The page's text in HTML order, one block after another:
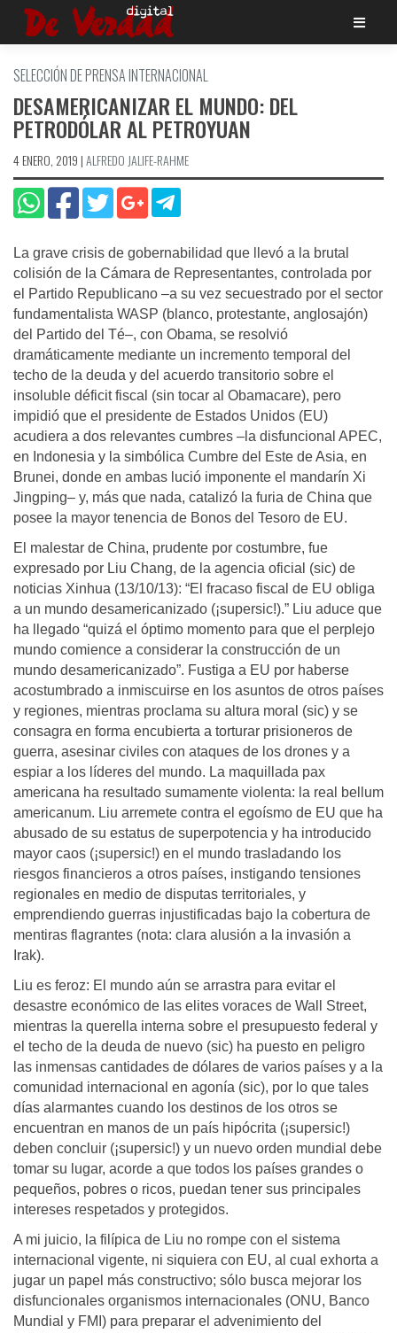
Saltar
SELECCIÓN DE PRENSA INTERNACIONAL
DESAMERICANIZAR EL MUNDO: DEL
PETRODÓLAR AL PETROYUAN
4 ENERO, 2019 |ALFREDO JALIFE-RAHME
La grave crisis de gobernabilidad que llevó a la brutal
colisión de la Cámara de Representantes, controlada por
el Partido Republicano –a su vez secuestrado por el sector
fundamentalista WASP (blanco, protestante, anglosajón)
del Partido del Té–, con Obama, se resolvió
dramáticamente mediante un incremento temporal del
techo de la deuda y del acuerdo transitorio sobre el
insoluble déficit fiscal (sin tocar al Obamacare), pero
impidió que el presidente de Estados Unidos (EU)
acudiera a dos relevantes cumbres –la disfuncional APEC,
en Indonesia y la simbólica Cumbre del Este de Asia, en
Brunei, donde en ambas lució imponente el mandarín Xi
Jingping– y, más que nada, catalizó la furia de China que
posee la mayor tenencia de Bonos del Tesoro de EU.
El malestar de China, prudente por costumbre, fue
expresado por Liu Chang, de la agencia oficial (sic) de
noticias Xinhua (13/10/13): “El fracaso fiscal de EU obliga
a un mundo desamericanizado (¡supersic!).” Liu aduce que
ha llegado “quizá el óptimo momento para que el perplejo
mundo comience a considerar la construcción de un
mundo desamericanizado”. Fustiga a EU por haberse
acostumbrado a inmiscuirse en los asuntos de otros países
y regiones, mientras proclama su altura moral (sic) y se
consagra en forma encubierta a torturar prisioneros de
guerra, asesinar civiles con ataques de los drones y a
espiar a los líderes del mundo. La maquillada pax
americana ha resultado sumamente violenta: la real bellum
americanum. Liu arremete contra el egoísmo de EU que ha
abusado de su estatus de superpotencia y ha introducido
mayor caos (¡supersic!) en el mundo trasladando los
riesgos financieros a otros países, instigando tensiones
regionales en medio de disputas territoriales, y
emprendiendo guerras injustificadas bajo la cobertura de
mentiras flagrantes (nota: clara alusión a la invasión a
Irak).
Liu es feroz: El mundo aún se arrastra para evitar el
desastre económico de las elites voraces de Wall Street,
mientras la querella interna sobre el presupuesto federal y
el techo de la deuda de nuevo (sic) ha puesto en peligro
las inmensas cantidades de dólares de varios países y a la
co­munidad internacional en agonía (sic), por lo que tales
días alarmantes cuando los destinos de los otros se
encuentran en manos de un país hipócrita (¡supersic!)
deben concluir (¡supersic!) y un nuevo orden mundial debe
tomar su lugar, acorde a que todos los países grandes o
pequeños, pobres o ricos, puedan tener sus principales
intereses respetados y protegidos.
A mi juicio, la filípica de Liu no rompe con el sistema
internacional vigente, ni siquiera con EU, al cual exhorta a
jugar un papel más constructivo; sólo busca mejorar los
disfuncionales organismos internacionales (ONU, Banco
Mundial y FMI) para preparar el advenimiento del